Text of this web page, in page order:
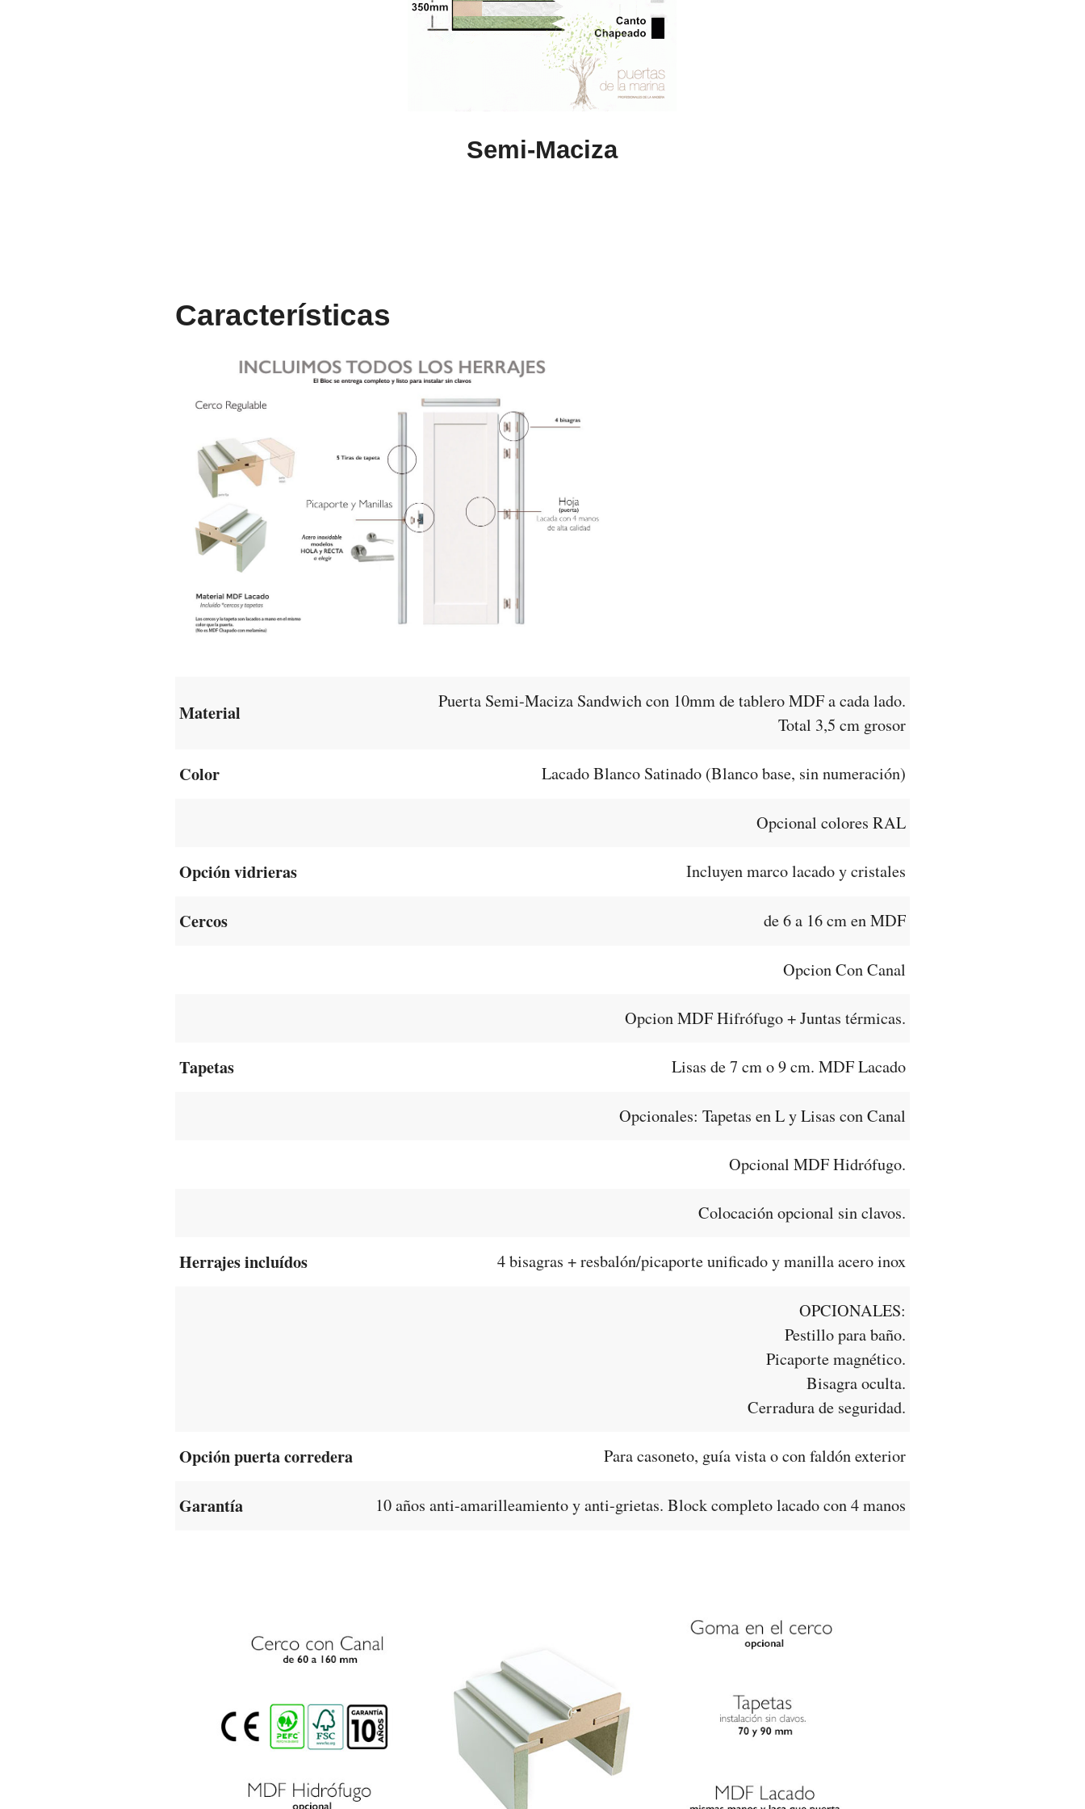
Semi-Maciza
Características
Material
Puerta Semi-Maciza Sandwich con 10mm de tablero MDF a cada lado.
Total 3,5 cm grosor
Color Lacado Blanco Satinado (Blanco base, sin numeración)
Opcional colores RAL
Opción vidrieras Incluyen marco lacado y cristales
Cercos de 6 a 16 cm en MDF
Opcion Con Canal
Opcion MDF Hifrófugo + Juntas térmicas.
Tapetas Lisas de 7 cm o 9 cm. MDF Lacado
Opcionales: Tapetas en L y Lisas con Canal
Opcional MDF Hidrófugo.
Colocación opcional sin clavos.
Herrajes incluídos 4 bisagras + resbalón/picaporte unificado y manilla acero inox
OPCIONALES:
Pestillo para baño.
Picaporte magnético.
Bisagra oculta.
Cerradura de seguridad.
Opción puerta corredera Para casoneto, guía vista o con faldón exterior
Garantía 10 años anti-amarilleamiento y anti-grietas. Block completo lacado con 4 manos